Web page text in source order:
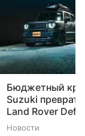
Бюджетный
Suzuki
Land Rover
Новости